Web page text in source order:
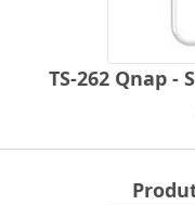
TS-262 Qnap -